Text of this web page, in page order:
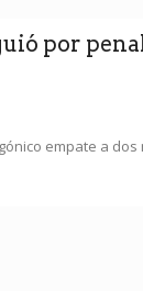
por
empate a